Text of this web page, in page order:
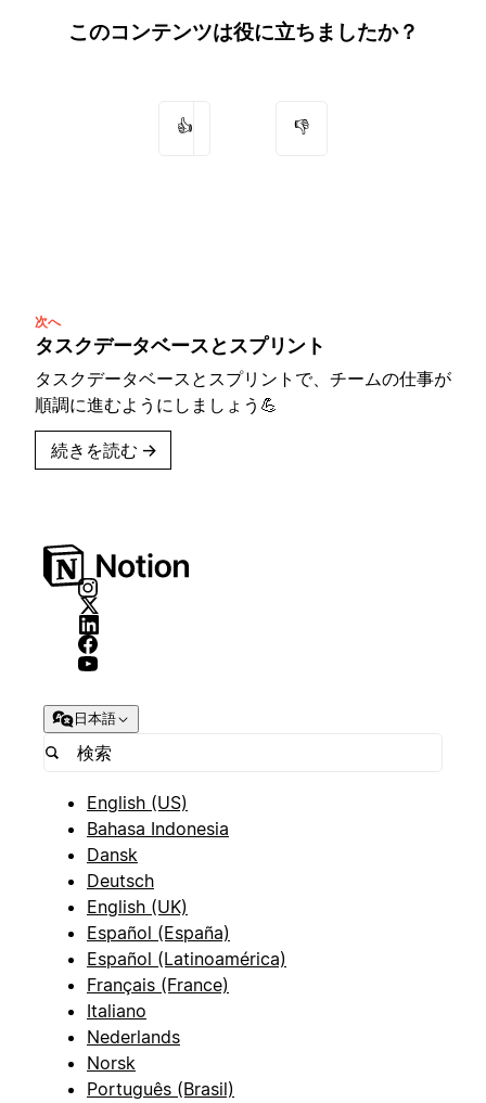
このコンテンツは役に立ちましたか？
👍 👎
次へ
タスクデータベースとスプリント
タスクデータベースとスプリントで、チームの仕事が
順調に進むようにしましょう💪
続きを読む →
日本語
English (US)
Bahasa Indonesia
Dansk
Deutsch
English (UK)
Español (España)
Español (Latinoamérica)
Français (France)
Italiano
Nederlands
Norsk
Português (Brasil)